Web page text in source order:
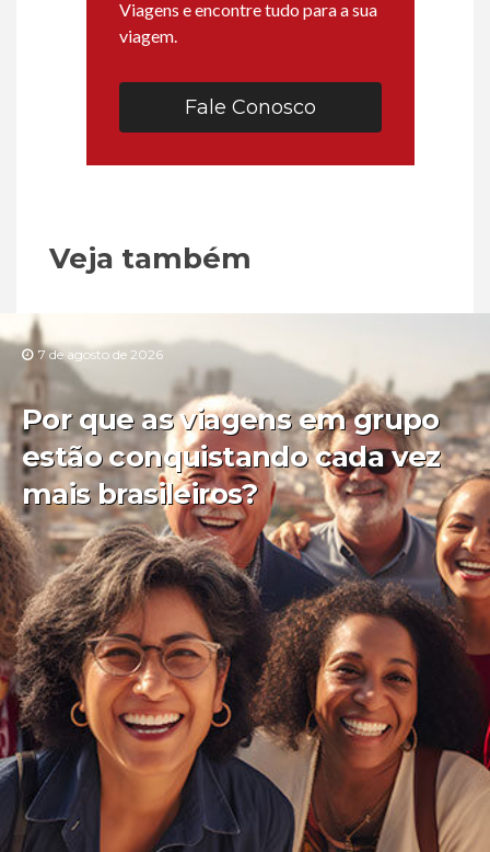
Viagens e encontre tudo para a sua
viagem.
Fale Conosco
Veja também
7 de agosto de 2026
Por que as viagens em grupo
estão conquistando cada vez
mais brasileiros?